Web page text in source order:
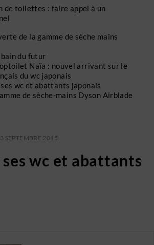
de toilettes : faire appel à un
de la gamme de sèche mains
du futur
Naïa : nouvel arrivant sur le
du wc japonais
wc et abattants japonais
de sèche-mains Dyson Airblade
SEPTEMBRE 2015
wc et abattants